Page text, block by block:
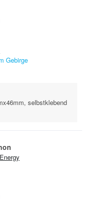
Gebirge
selbstklebend